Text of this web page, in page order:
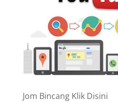
Jom Bincang Klik Disini